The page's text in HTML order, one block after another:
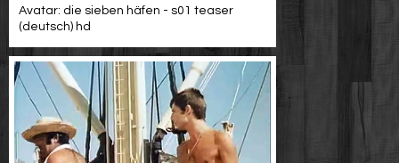
Avatar: die sieben häfen - s01 teaser
(deutsch) hd